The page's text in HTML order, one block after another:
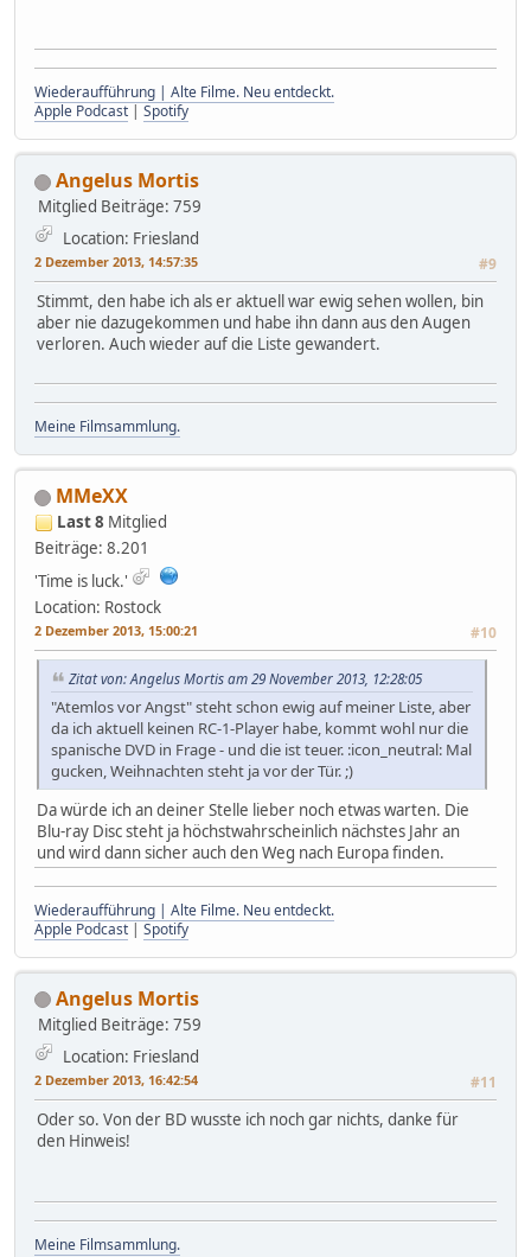
Wiederaufführung | Alte Filme. Neu entdeckt.
Apple Podcast | Spotify
Angelus Mortis
Mitglied Beiträge: 759
Location: Friesland
2 Dezember 2013, 14:57:35 #9
Stimmt, den habe ich als er aktuell war ewig sehen wollen, bin
aber nie dazugekommen und habe ihn dann aus den Augen
verloren. Auch wieder auf die Liste gewandert.
Meine Filmsammlung.
MMeXX
Last 8 Mitglied
Beiträge: 8.201
'Time is luck.'
Location: Rostock
2 Dezember 2013, 15:00:21 #10
Zitat von: Angelus Mortis am 29 November 2013, 12:28:05
"Atemlos vor Angst" steht schon ewig auf meiner Liste, aber
da ich aktuell keinen RC-1-Player habe, kommt wohl nur die
spanische DVD in Frage - und die ist teuer. :icon_neutral: Mal
gucken, Weihnachten steht ja vor der Tür. ;)
Da würde ich an deiner Stelle lieber noch etwas warten. Die
Blu-ray Disc steht ja höchstwahrscheinlich nächstes Jahr an
und wird dann sicher auch den Weg nach Europa finden.
Wiederaufführung | Alte Filme. Neu entdeckt.
Apple Podcast | Spotify
Angelus Mortis
Mitglied Beiträge: 759
Location: Friesland
2 Dezember 2013, 16:42:54 #11
Oder so. Von der BD wusste ich noch gar nichts, danke für
den Hinweis!
Meine Filmsammlung.